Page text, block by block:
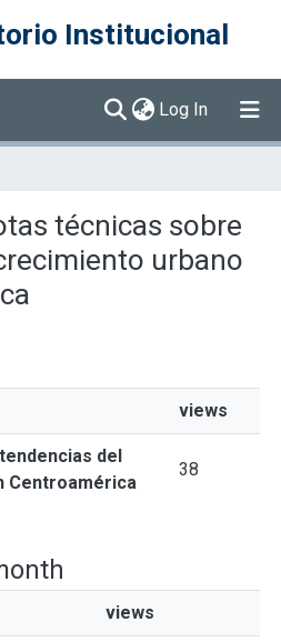
Institucional
Log In (current)
técnicas sobre
urbano
views
del
Centroamérica
38
views